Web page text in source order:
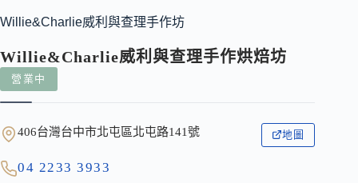
Willie&Charlie威利與查理手作坊
Willie&Charlie威利與查理手作烘焙坊
營業中
406台灣台中市北屯區北屯路141號 地圖
04 2233 3933